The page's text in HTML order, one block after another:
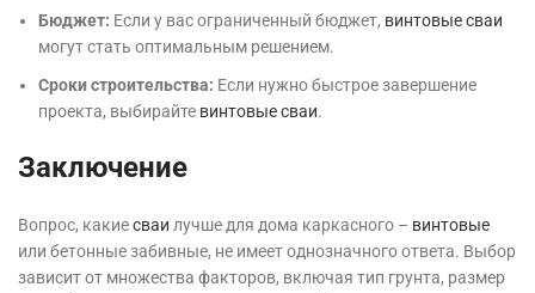
Бюджет: Если у вас ограниченный бюджет, винтовые сваи
могут стать оптимальным решением.
Сроки строительства: Если нужно быстрое завершение
проекта, выбирайте винтовые сваи.
Заключение
Вопрос, какиесваи лучше для дома каркасного – винтовые
или бетонные забивные, не имеет однозначного ответа. Выбор
зависит от множества факторов, включая тип грунта, размер